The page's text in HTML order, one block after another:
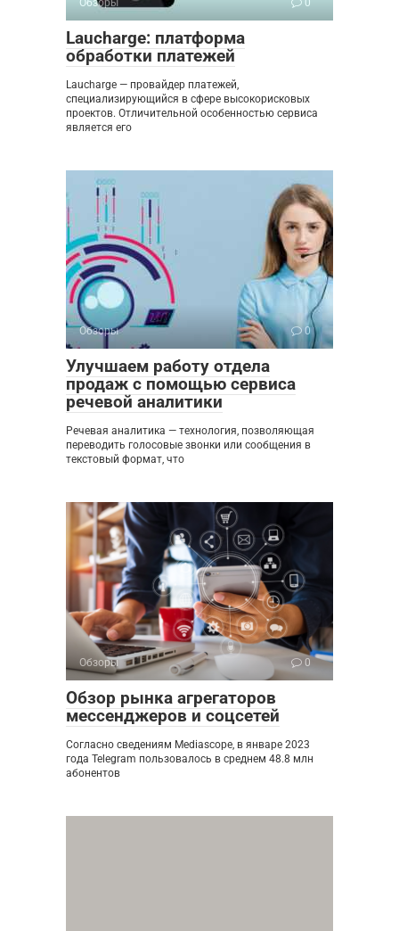
Laucharge: платформа
обработки платежей
Laucharge — провайдер платежей,
специализирующийся в сфере высокорисковых
проектов. Отличительной особенностью сервиса
является его
Обзоры 0
Улучшаем работу отдела
продаж с помощью сервиса
речевой аналитики
Речевая аналитика — технология, позволяющая
переводить голосовые звонки или сообщения в
текстовый формат, что
Обзоры 0
Обзор рынка агрегаторов
мессенджеров и соцсетей
Согласно сведениям Mediascope, в январе 2023
года Telegram пользовалось в среднем 48.8 млн
абонентов